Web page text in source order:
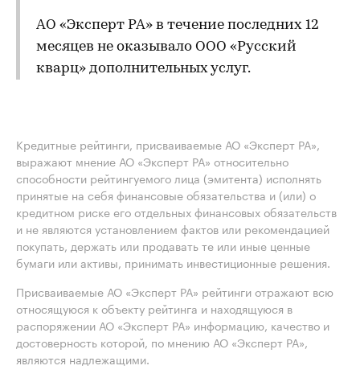
АО «Эксперт РА» в течение последних 12
месяцев не оказывало ООО «Русский
кварц» дополнительных услуг.
Кредитные рейтинги, присваиваемые АО «Эксперт РА»,
выражают мнение АО «Эксперт РА» относительно
способности рейтингуемого лица (эмитента) исполнять
принятые на себя финансовые обязательства и (или) о
кредитном риске его отдельных финансовых обязательств
и не являются установлением фактов или рекомендацией
покупать, держать или продавать те или иные ценные
бумаги или активы, принимать инвестиционные решения.
Присваиваемые АО «Эксперт РА» рейтинги отражают всю
относящуюся к объекту рейтинга и находящуюся в
распоряжении АО «Эксперт РА» информацию, качество и
достоверность которой, по мнению АО «Эксперт РА»,
являются надлежащими.